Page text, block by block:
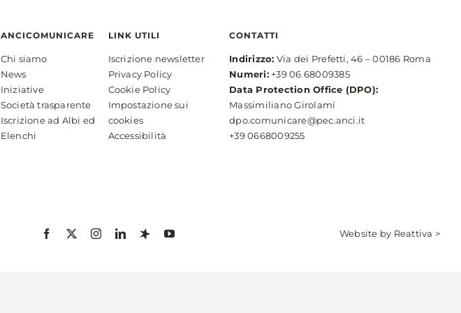
ANCICOMUNICARE
Chi siamo
News
Iniziative
Società trasparente
Iscrizione ad Albi ed
Elenchi
LINK UTILI
Iscrizione newsletter
Privacy Policy
Cookie Policy
Impostazione sui
cookies
Accessibilità
CONTATTI
Indirizzo: Via dei Prefetti, 46 – 00186 Roma
Numeri:+39 06 68009385
Data Protection Office (DPO):
Massimiliano Girolami
dpo.comunicare@pec.anci.it
+39 0668009255
Website by Reattiva >